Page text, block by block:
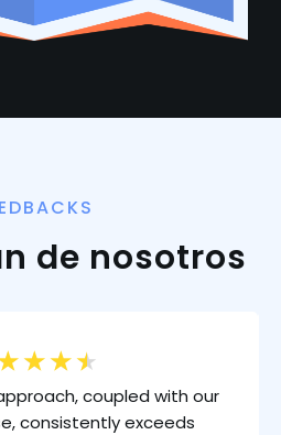
de nosotros
★ ★ ★
coupled with our
consistently exceeds